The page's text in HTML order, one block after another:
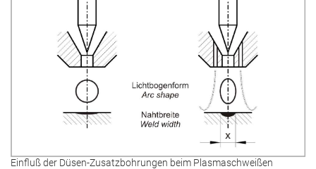
Einfluß der Düsen-Zusatzbohrungen beim Plasmaschweißen